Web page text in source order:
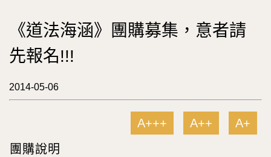
《道法海涵》團購募集，意者請
先報名!!!
2014-05-06
A+++ A++
A+
團購說明